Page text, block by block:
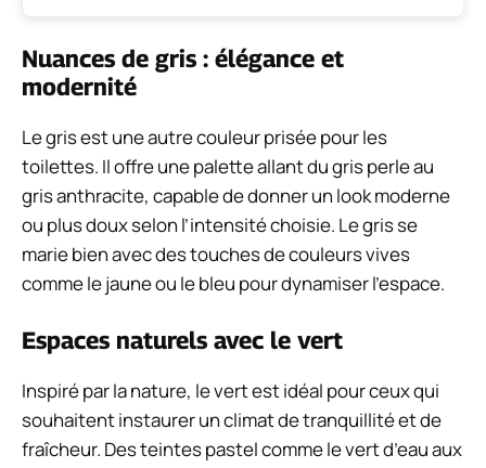
Nuances de gris : élégance et
modernité
Le gris est une autre couleur prisée pour les
toilettes. Il offre une palette allant du gris perle au
gris anthracite, capable de donner un look moderne
ou plus doux selon l’intensité choisie. Le gris se
marie bien avec des touches de couleurs vives
comme le jaune ou le bleu pour dynamiser l’espace.
Espaces naturels avec le vert
Inspiré par la nature, le vert est idéal pour ceux qui
souhaitent instaurer un climat de tranquillité et de
fraîcheur. Des teintes pastel comme le vert d’eau aux